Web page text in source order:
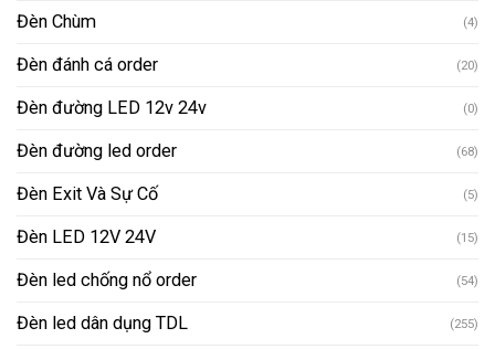
Đèn Chùm (4)
Đèn đánh cá order (20)
Đèn đường LED 12v 24v (0)
Đèn đường led order (68)
Đèn Exit Và Sự Cố (5)
Đèn LED 12V 24V (15)
Đèn led chống nổ order (54)
Đèn led dân dụng TDL (255)